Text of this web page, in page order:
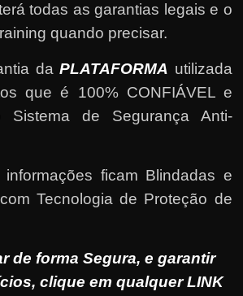
todas as garantias legais e o
quando precisar.
daPLATAFORMA utilizada
que é 100% CONFIÁVEL e
Sistema de Segurança Anti-
ficam Blindadas e
Tecnologia de Proteção de
de forma Segura, e garantir
clique em qualquer LINK